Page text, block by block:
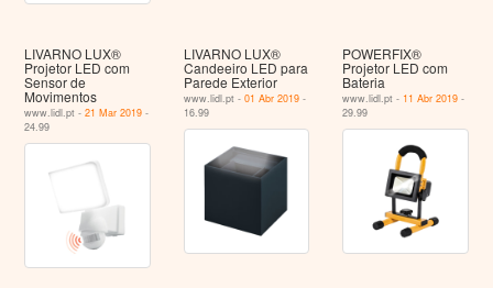
LIVARNO LUX®
Projetor LED com
Sensor de
Movimentos
www.lidl.pt -21 Mar 2019 -
24.99
LIVARNO LUX®
Candeeiro LED para
Parede Exterior
www.lidl.pt - 01 Abr 2019-
16.99
POWERFIX®
Projetor LED com
Bateria
www.lidl.pt - 11 Abr 2019 -
29.99